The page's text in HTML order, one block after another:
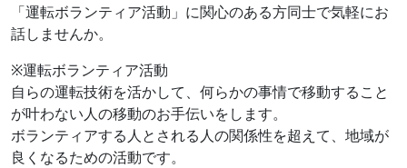
「運転ボランティア活動」に関心のある方同士で気軽にお
話しませんか。
※運転ボランティア活動
自らの運転技術を活かして、何らかの事情で移動すること
が叶わない人の移動のお手伝いをします。
ボランティアする人とされる人の関係性を超えて、地域が
良くなるための活動です。